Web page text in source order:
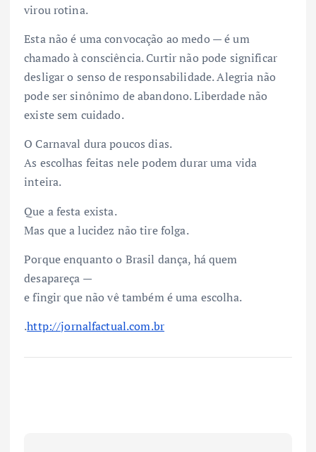
virou rotina.
Esta não é uma convocação ao medo — é um
chamado à consciência. Curtir não pode significar
desligar o senso de responsabilidade. Alegria não
pode ser sinônimo de abandono. Liberdade não
existe sem cuidado.
O Carnaval dura poucos dias.
As escolhas feitas nele podem durar uma vida
inteira.
Que a festa exista.
Mas que a lucidez não tire folga.
Porque enquanto o Brasil dança, há quem
desapareça —
e fingir que não vê também é uma escolha.
.http://jornalfactual.com.br